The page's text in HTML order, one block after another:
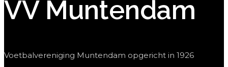
VV Muntendam
Voetbalvereniging Muntendam opgericht in 1926